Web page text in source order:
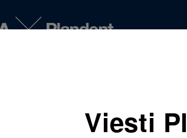
Kirjaudu sisään nähdäksesi
Viesti